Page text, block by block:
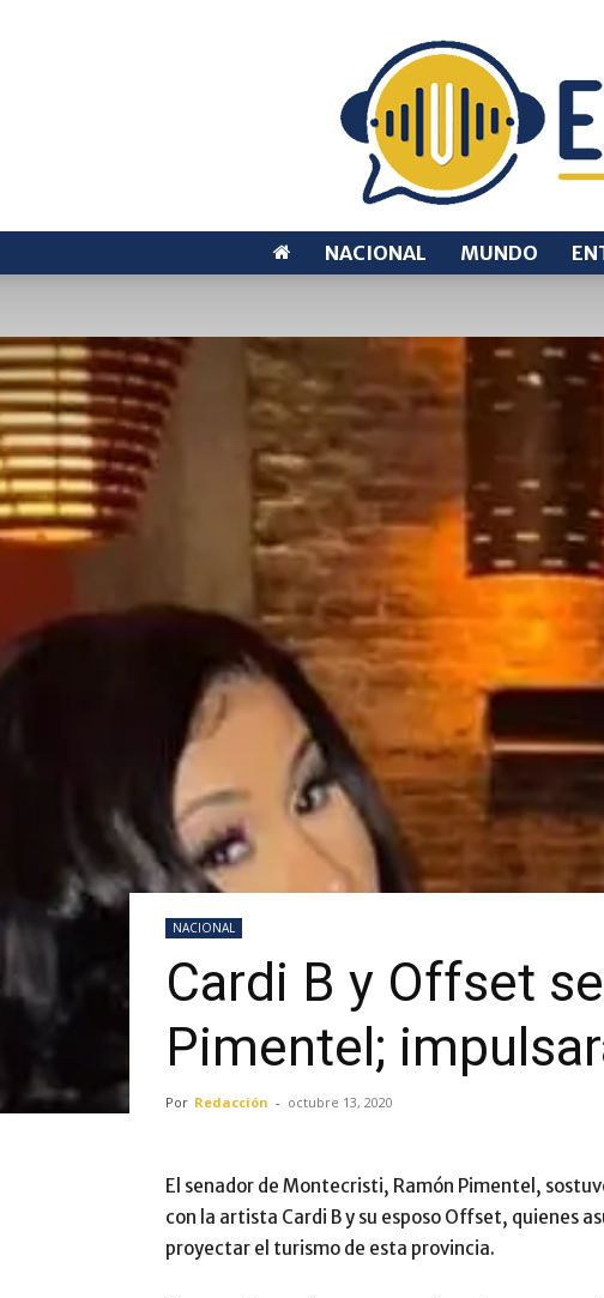
NACIONAL MUNDO
NACIONAL
Cardi B y Offset
Pimentel;
Por Redacción - octubre 13, 2020
El senador de Montecristi, Ramón Pimentel,
con la artista Cardi B y su esposo Offset, quienes
proyectar el turismo de esta provincia.